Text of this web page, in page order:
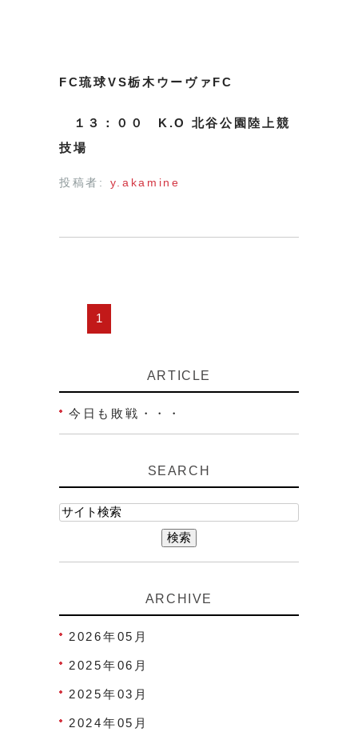
FC琉球VS栃木ウーヴァFC
１３：００ K.O 北谷公園陸上競
技場
投稿者: y.akamine
1
ARTICLE
今日も敗戦・・・
SEARCH
ARCHIVE
2026年05月
2025年06月
2025年03月
2024年05月